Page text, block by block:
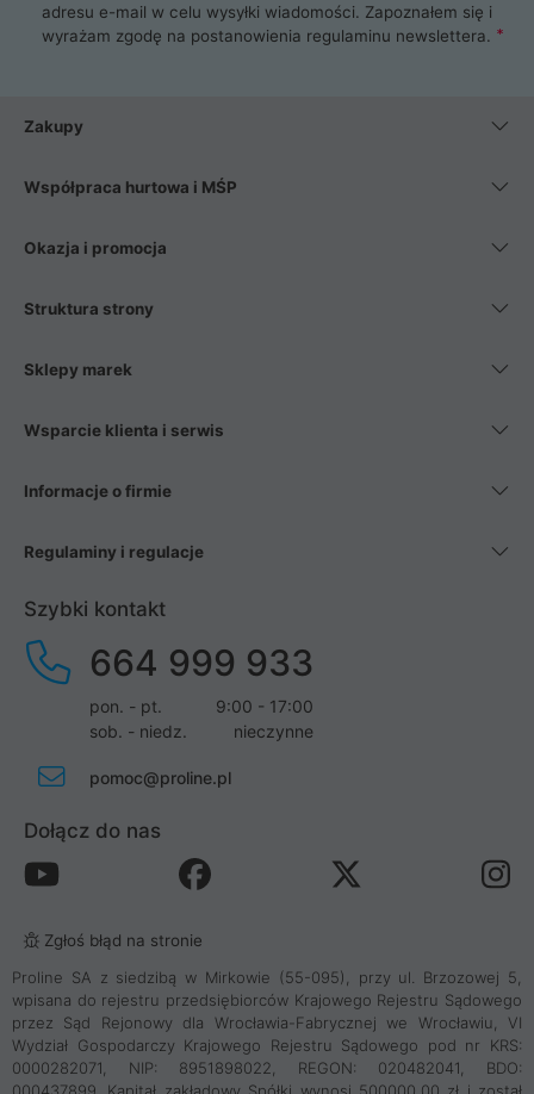
adresu e-mail w celu wysyłki wiadomości. Zapoznałem się i
wyrażam zgodę na postanowienia regulaminu newslettera.
Zakupy
Współpraca hurtowa i MŚP
Okazja i promocja
Struktura strony
Sklepy marek
Wsparcie klienta i serwis
Informacje o firmie
Regulaminy i regulacje
Szybki kontakt
664 999 933
pon. - pt.
9:00 - 17:00
sob. - niedz.
nieczynne
pomoc@proline.pl
Dołącz do nas
Zgłoś błąd na stronie
Proline SA z siedzibą w Mirkowie (55-095), przy ul. Brzozowej 5,
wpisana do rejestru przedsiębiorców Krajowego Rejestru Sądowego
przez Sąd Rejonowy dla Wrocławia-Fabrycznej we Wrocławiu, VI
Wydział Gospodarczy Krajowego Rejestru Sądowego pod nr KRS:
0000282071, NIP: 8951898022, REGON: 020482041, BDO: